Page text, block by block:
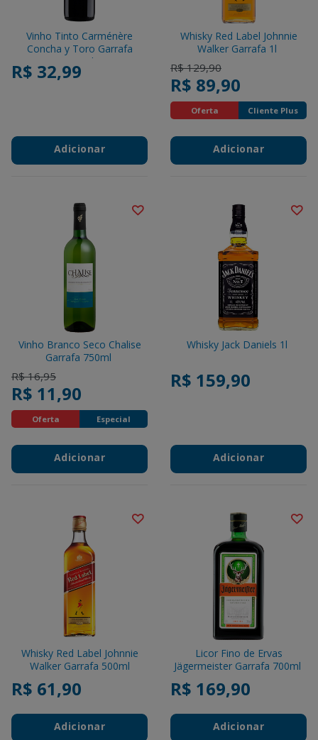
Vinho Tinto Carménère
Concha y Toro Garrafa
750ml
R$ 32,99
Adicionar
Whisky Red Label Johnnie
Walker Garrafa 1l
Price reduced from
R$ 129,90to
R$ 89,90
Oferta Cliente Plus
Adicionar
Vinho Branco Seco Chalise
Garrafa 750ml
Price reduced from
R$ 16,95to
R$ 11,90
Oferta Especial
Adicionar
Whisky Jack Daniels 1l
R$ 159,90
Adicionar
Whisky Red Label Johnnie
Walker Garrafa 500ml
R$ 61,90
Adicionar
Licor Fino de Ervas
Jägermeister Garrafa 700ml
R$ 169,90
Adicionar